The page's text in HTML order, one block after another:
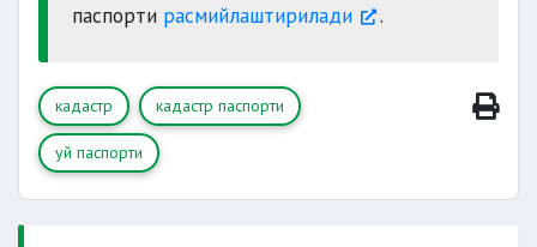
паспорти расмийлаштирилади .
кадастр кадастр паспорти
уй паспорти